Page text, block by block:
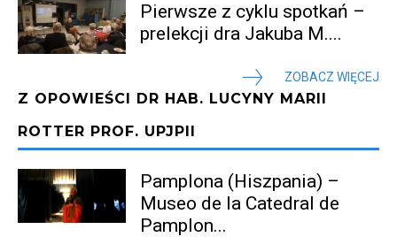
Pierwsze z cyklu spotkań –
prelekcji dra Jakuba M....
ZOBACZ WIĘCEJ
Z OPOWIEŚCI DR HAB. LUCYNY MARII
ROTTER PROF. UPJPII
Pamplona (Hiszpania) –
Museo de la Catedral de
Pamplon...